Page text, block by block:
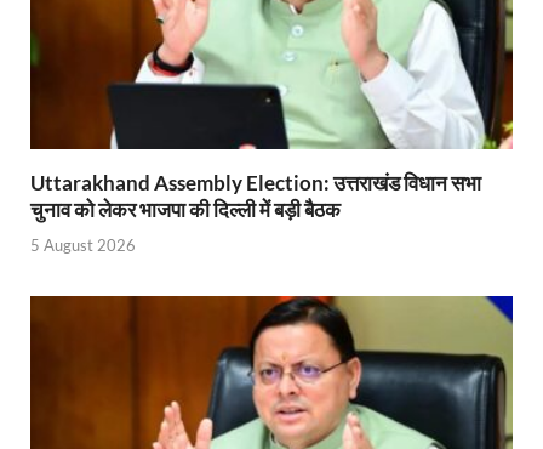
Aadhaar gets a face: भारतीय विशिष्ट पहचान
AI Start-Ups: प्रधानमंत्री ने भारतीय एआई स्टार्टअप्स के
Hindi Salahkar Samiti: विधि एवं न्याय मंत्रालय विधायी
PANKHUDI Portal: पंखुड़ी पोर्टल का शुभारंभ,जानें क्या
Demand for Review of FRK Policy: ऍफ़आरके नीति
Ram Mandir Control Room: राम मंदिर की सुरक्षा
CM Dhami Meeting With Nitin Gadkari: बैठक में
Uttarakhand Assembly Election: उत्तराखंड विधान सभा
चुनाव को लेकर भाजपा की दिल्ली में बड़ी बैठक
5 August 2026